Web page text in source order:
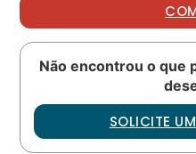
Não encontrou o que
SOLICITE